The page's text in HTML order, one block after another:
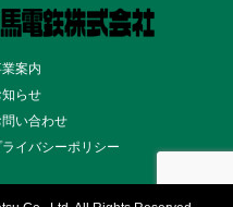
案内
知らせ
問い合わせ
ライバシーポリシー